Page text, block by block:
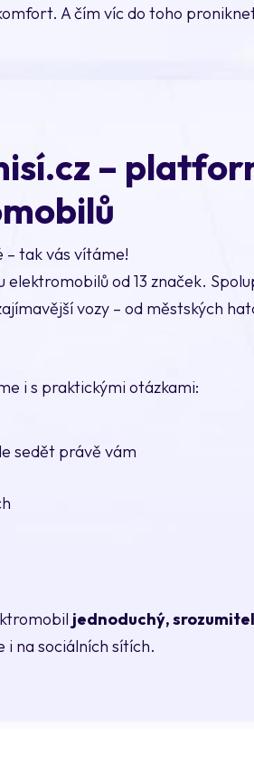
A čím víc do toho
–
– tak vás vítáme!
elektromobilů od 13 značek.
vozy – od městských
i s praktickými otázkami:
sedět právě vám
jednoduchý,
i na sociálních sítích.